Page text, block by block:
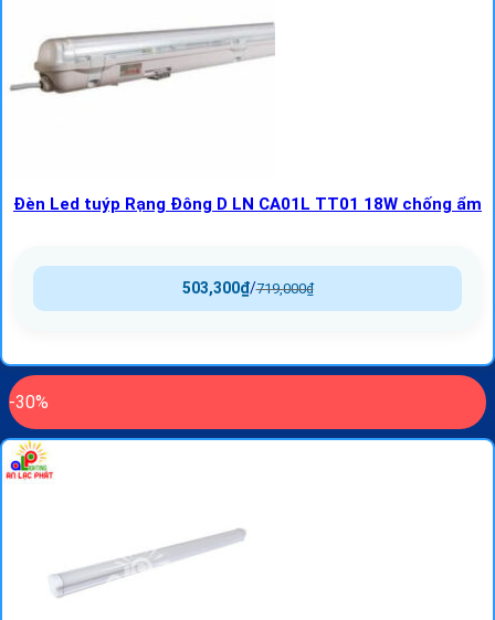
Đèn Led tuýp Rạng Đông D LN CA01L TT01 18W chống ẩm
719,000₫
/
503,300₫
-30%